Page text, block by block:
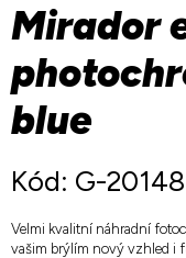
Mirador
blue
Kód: G-20148
Velmi kvalitní náhradní
vašim brýlím nový vzhled i